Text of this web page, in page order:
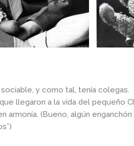
y como tal, tenía colegas.
llegaron a la vida del pequeño
armonía. (Bueno, algún